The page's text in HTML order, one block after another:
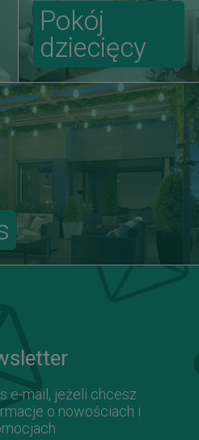
Pokój
dziecięcy
e-mail, jeżeli chcesz
o nowościach i